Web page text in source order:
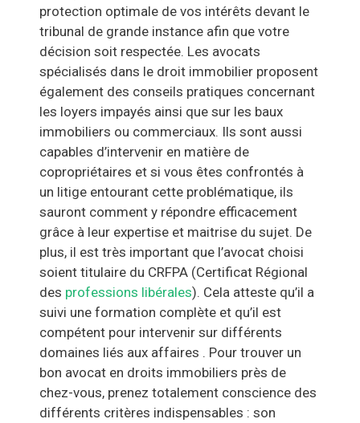
protection optimale de vos intérêts devant le
tribunal de grande instance afin que votre
décision soit respectée. Les avocats
spécialisés dans le droit immobilier proposent
également des conseils pratiques concernant
les loyers impayés ainsi que sur les baux
immobiliers ou commerciaux. Ils sont aussi
capables d’intervenir en matière de
copropriétaires et si vous êtes confrontés à
un litige entourant cette problématique, ils
sauront comment y répondre efficacement
grâce à leur expertise et maitrise du sujet. De
plus, il est très important que l’avocat choisi
soient titulaire du CRFPA (Certificat Régional
des professions libérales). Cela atteste qu’il a
suivi une formation complète et qu’il est
compétent pour intervenir sur différents
domaines liés aux affaires . Pour trouver un
bon avocat en droits immobiliers près de
chez-vous, prenez totalement conscience des
différents critères indispensables : son